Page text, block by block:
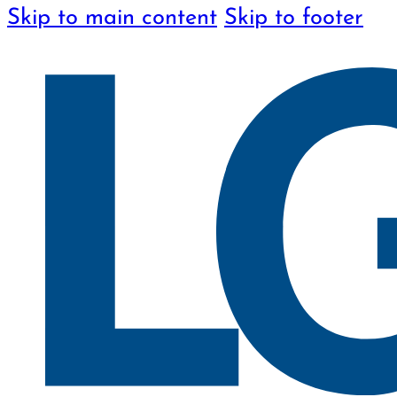
Skip to main content Skip to footer